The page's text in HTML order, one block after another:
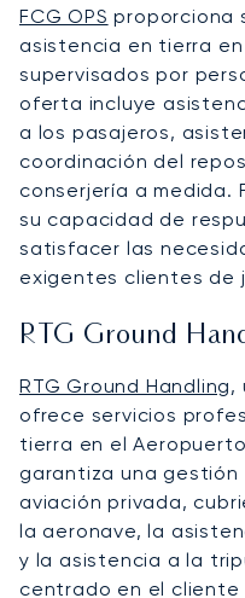
FCG OPS proporciona
asistencia en tierra
supervisados por
oferta incluye
a los pasajeros,
coordinación del
conserjería a medida.
su capacidad de
satisfacer las
exigentes clientes de
RTG Ground
RTG Ground Handling,
ofrece servicios
tierra en el
garantiza una
aviación privada,
la aeronave, la
y la asistencia a la
centrado en el cliente